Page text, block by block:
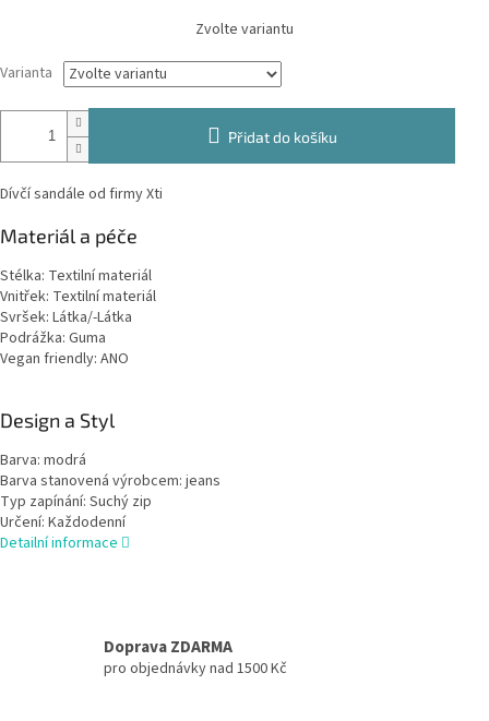
Měrná
cena:
Zvolte variantu
Varianta
Přidat do košíku
Dívčí sandále od firmy Xti
Materiál a péče
Stélka: Textilní materiál
Vnitřek: Textilní materiál
Svršek: Látka/-Látka
Podrážka: Guma
Vegan friendly: ANO
Design a Styl
Barva: modrá
Barva stanovená výrobcem: jeans
Typ zapínání: Suchý zip
Určení: Každodenní
Detailní informace
Doprava ZDARMA
pro objednávky nad 1500 Kč